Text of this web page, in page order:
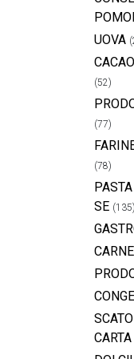
UOVA
(52)
(77)
(78)
SE (135)
CARTA